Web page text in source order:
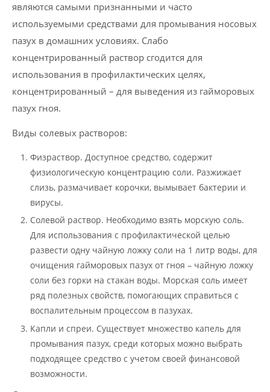
являются самыми признанными и часто
используемыми средствами для промывания носовых
пазух в домашних условиях. Слабо
концентрированный раствор сгодится для
использования в профилактических целях,
концентрированный – для выведения из гайморовых
пазух гноя.
Виды солевых растворов:
Физраствор. Доступное средство, содержит
физиологическую концентрацию соли. Разжижает
слизь, размачивает корочки, вымывает бактерии и
вирусы.
Солевой раствор. Необходимо взять морскую соль.
Для использования с профилактической целью
развести одну чайную ложку соли на 1 литр воды, для
очищения гайморовых пазух от гноя – чайную ложку
соли без горки на стакан воды. Морская соль имеет
ряд полезных свойств, помогающих справиться с
воспалительным процессом в пазухах.
Капли и спреи. Существует множество капель для
промывания пазух, среди которых можно выбрать
подходящее средство с учетом своей финансовой
возможности.